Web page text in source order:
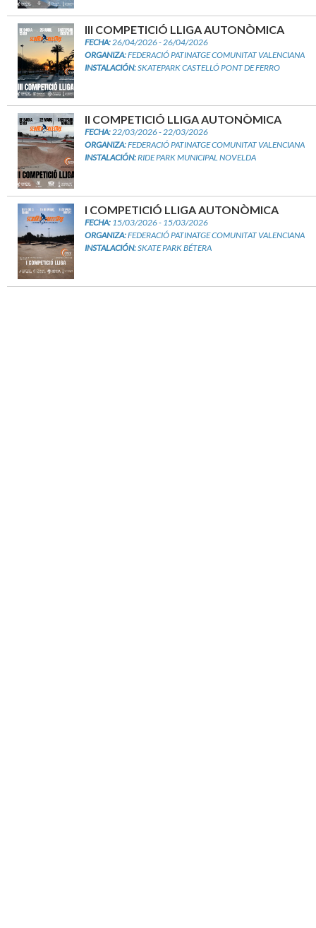
III COMPETICIÓ LLIGA AUTONÒMICA
FECHA: 26/04/2026 - 26/04/2026
ORGANIZA:FEDERACIÓ PATINATGE COMUNITAT VALENCIANA
INSTALACIÓN:SKATEPARK CASTELLÓ PONT DE FERRO
II COMPETICIÓ LLIGA AUTONÒMICA
FECHA:22/03/2026 - 22/03/2026
ORGANIZA:FEDERACIÓ PATINATGE COMUNITAT VALENCIANA
INSTALACIÓN:RIDE PARK MUNICIPAL NOVELDA
I COMPETICIÓ LLIGA AUTONÒMICA
FECHA: 15/03/2026 - 15/03/2026
ORGANIZA:FEDERACIÓ PATINATGE COMUNITAT VALENCIANA
INSTALACIÓN:SKATE PARK BÉTERA